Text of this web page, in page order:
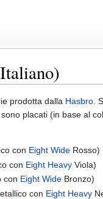
prodotta dalla Hasbro.
placati (in base al
con Eight Wide Rosso)
con Eight Heavy Viola)
con Eight Wide Bronzo)
con Eight Heavy